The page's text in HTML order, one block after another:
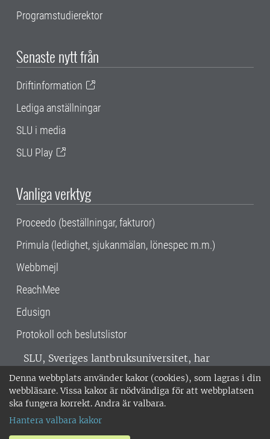
Denna webbplats använder kakor (cookies), som lagras i din
webbläsare. Vissa kakor är nödvändiga för att webbplatsen
ska fungera korrekt. Andra är valbara.
Hantera valbara kakor
Programstudierektor
Senaste nytt från
Driftinformation
Lediga anställningar
SLU i media
SLU Play
Vanliga verktyg
Proceedo (beställningar, fakturor)
Primula (ledighet, sjukanmälan, lönespec m.m.)
Webbmejl
ReachMee
Edusign
Protokoll och beslutslistor
SLU, Sveriges lantbruksuniversitet, har
verksamhet över hela Sverige. Huvudorter är
Alnarp, Uppsala och Umeå.SLU är
miljöcertifierat enligt ISO 14001. •
018-67 10 00 • Org nr: 202100-2817 •